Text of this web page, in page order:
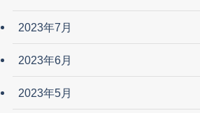
2023年7月
2023年6月
2023年5月